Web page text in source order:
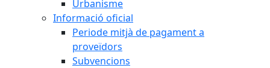
Urbanisme
Informació oficial
Periode mitjà de pagament a
proveïdors
Subvencions